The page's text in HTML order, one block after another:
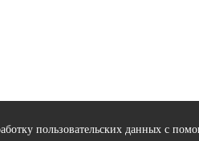
пользовательских данных с